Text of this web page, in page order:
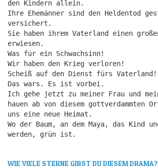
den Kindern allein.
Ihre Ehemänner sind den Heldentod
versichert.
Sie haben ihrem Vaterland einen
erwiesen.
Was für ein Schwachsinn!
Wir haben den Krieg verloren!
Scheiß auf den Dienst fürs Vaterland!
Das wars. Es ist vorbei.
Ich gehe jetzt zu meiner Frau und
hauen ab von diesem gottverdammten
uns eine neue Heimat.
Wo der Baum, an dem Maya, das Kind
werden, grün ist.
WIE VIELE STERNE GIBST DU DIESEM DRAMA?